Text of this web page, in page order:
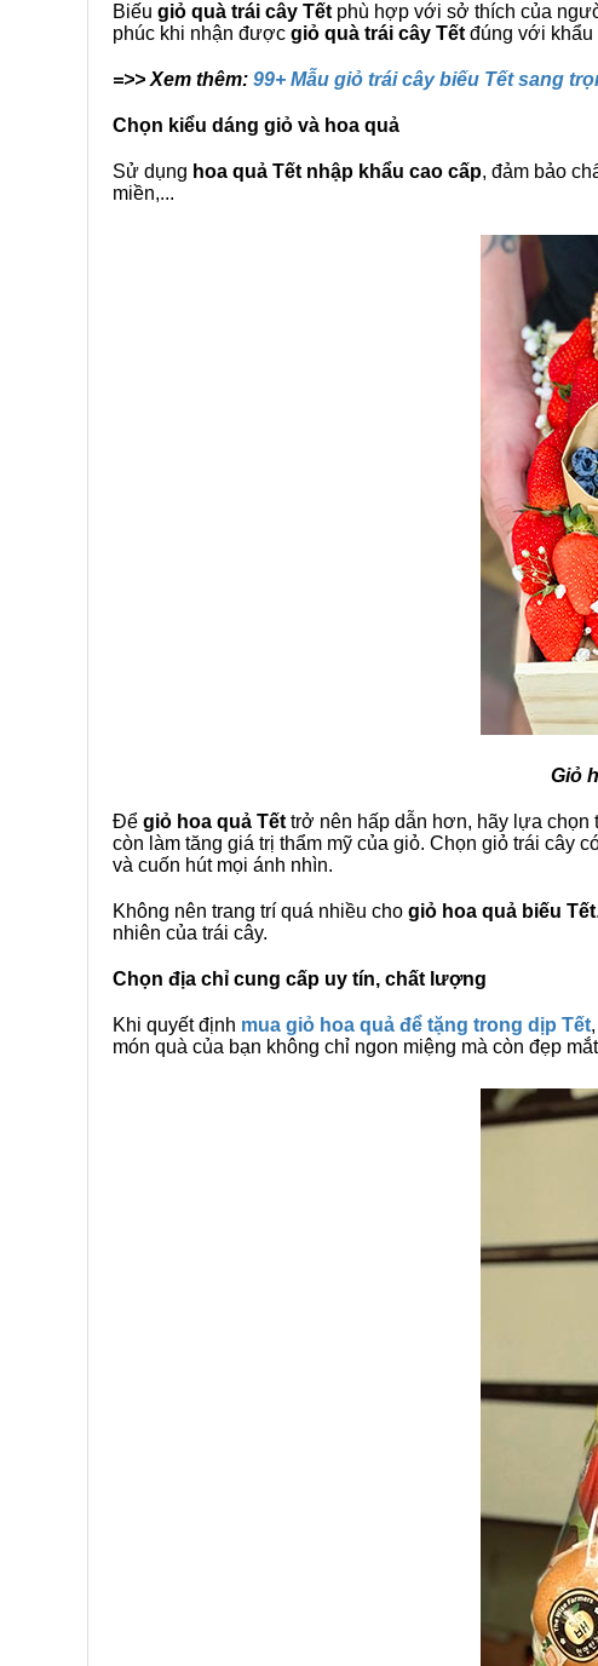
Biếu giỏ quà trái cây Tết phù hợp với sở thích của
phúc khi nhận được giỏ quà trái cây Tết đúng với khẩu
=>> Xem thêm: 99+ Mẫu giỏ trái cây biếu Tết sang
Chọn kiểu dáng giỏ và hoa quả
Sử dụng hoa quả Tết nhập khẩu cao cấp, đảm bảo
miền,...
Giỏ
Để giỏ hoa quả Tết trở nên hấp dẫn hơn, hãy lựa chọn
còn làm tăng giá trị thẩm mỹ của giỏ. Chọn giỏ trái cây
và cuốn hút mọi ánh nhìn.
Không nên trang trí quá nhiều cho giỏ hoa quả biếu Tết
nhiên của trái cây.
Chọn địa chỉ cung cấp uy tín, chất lượng
Khi quyết định mua giỏ hoa quả để tặng trong dịp Tết
món quà của bạn không chỉ ngon miệng mà còn đẹp